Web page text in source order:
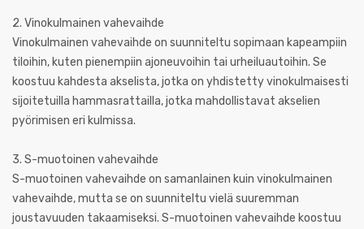
2. Vinokulmainen vahevaihde
Vinokulmainen vahevaihde on suunniteltu sopimaan kapeampiin
tiloihin, kuten pienempiin ajoneuvoihin tai urheiluautoihin. Se
koostuu kahdesta akselista, jotka on yhdistetty vinokulmaisesti
sijoitetuilla hammasrattailla, jotka mahdollistavat akselien
pyörimisen eri kulmissa.
3. S-muotoinen vahevaihde
S-muotoinen vahevaihde on samanlainen kuin vinokulmainen
vahevaihde, mutta se on suunniteltu vielä suuremman
joustavuuden takaamiseksi. S-muotoinen vahevaihde koostuu